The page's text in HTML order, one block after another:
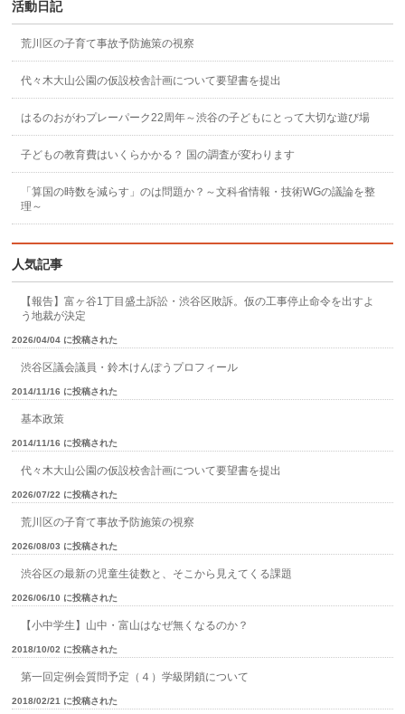
活動日記
荒川区の子育て事故予防施策の視察
代々木大山公園の仮設校舎計画について要望書を提出
はるのおがわプレーパーク22周年～渋谷の子どもにとって大切な遊び場
子どもの教育費はいくらかかる？ 国の調査が変わります
「算国の時数を減らす」のは問題か？～文科省情報・技術WGの議論を整
理～
人気記事
【報告】富ヶ谷1丁目盛土訴訟・渋谷区敗訴。仮の工事停止命令を出すよ
う地裁が決定
2026/04/04 に投稿された
渋谷区議会議員・鈴木けんぽうプロフィール
2014/11/16 に投稿された
基本政策
2014/11/16 に投稿された
代々木大山公園の仮設校舎計画について要望書を提出
2026/07/22 に投稿された
荒川区の子育て事故予防施策の視察
2026/08/03 に投稿された
渋谷区の最新の児童生徒数と、そこから見えてくる課題
2026/06/10 に投稿された
【小中学生】山中・富山はなぜ無くなるのか？
2018/10/02 に投稿された
第一回定例会質問予定（４）学級閉鎖について
2018/02/21 に投稿された